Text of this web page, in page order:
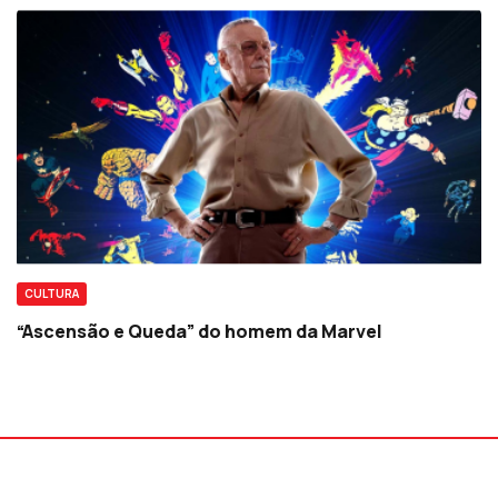
CULTURA
“Ascensão e Queda” do homem da Marvel